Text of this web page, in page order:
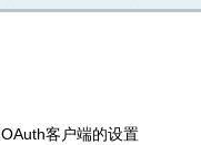
OAuth客户端的设置